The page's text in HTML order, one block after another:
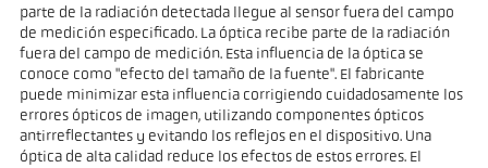
parte de la radiación detectada llegue al sensor fuera del campo
de medición especificado. La óptica recibe parte de la radiación
fuera del campo de medición. Esta influencia de la óptica se
conoce como "efecto del tamaño de la fuente". El fabricante
puede minimizar esta influencia corrigiendo cuidadosamente los
errores ópticos de imagen, utilizando componentes ópticos
antirreflectantes y evitando los reflejos en el dispositivo. Una
óptica de alta calidad reduce los efectos de estos errores. El